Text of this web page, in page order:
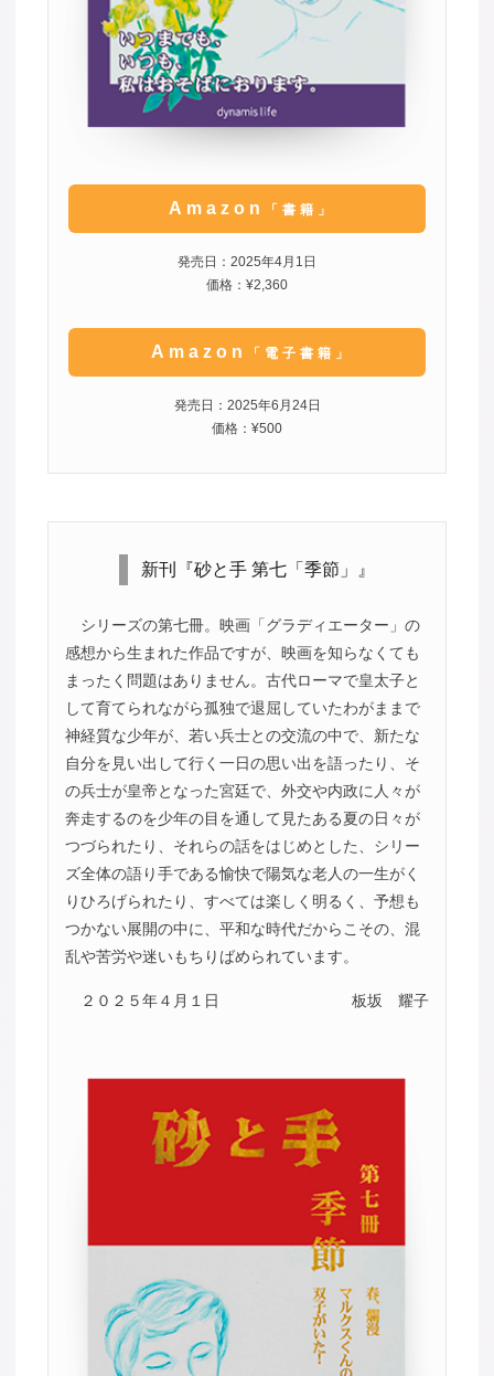
Amazon 「書籍」
発売日：2025年4月1日
価格：¥2,360
Amazon 「電子書籍」
発売日：2025年6月24日
価格：¥500
新刊『砂と手 第七「季節」』
シリーズの第七冊。映画「グラディエーター」の
感想から生まれた作品ですが、映画を知らなくても
まったく問題はありません。古代ローマで皇太子と
して育てられながら孤独で退屈していたわがままで
神経質な少年が、若い兵士との交流の中で、新たな
自分を見い出して行く一日の思い出を語ったり、そ
の兵士が皇帝となった宮廷で、外交や内政に人々が
奔走するのを少年の目を通して見たある夏の日々が
つづられたり、それらの話をはじめとした、シリー
ズ全体の語り手である愉快で陽気な老人の一生がく
りひろげられたり、すべては楽しく明るく、予想も
つかない展開の中に、平和な時代だからこその、混
乱や苦労や迷いもちりばめられています。
２０２５年４月１日 板坂 耀子